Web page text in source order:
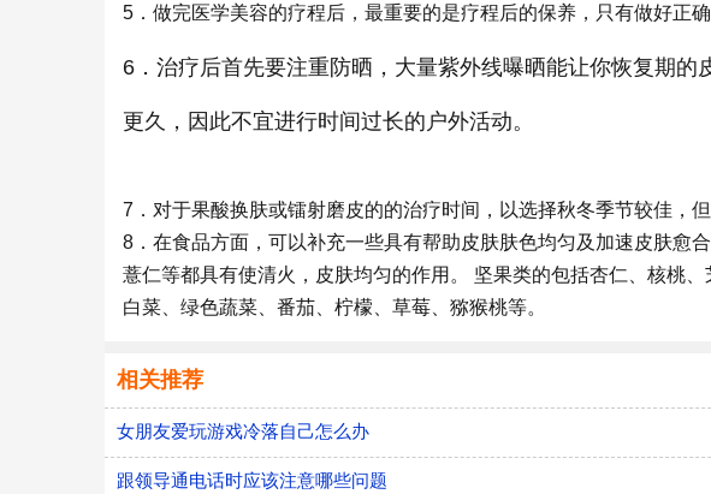
5．做完医学美容的疗程后，最重要的是疗程后的保养，只有做好正
6．治疗后首先要注重防晒，大量紫外线曝晒能让你恢复期
更久，因此不宜进行时间过长的户外活动。
7．对于果酸换肤或镭射磨皮的的治疗时间，以选择秋冬季节较佳，
8．在食品方面，可以补充一些具有帮助皮肤肤色均匀及加速皮肤愈
薏仁等都具有使清火，皮肤均匀的作用。 坚果类的包括杏仁、核桃
白菜、绿色蔬菜、番茄、柠檬、草莓、猕猴桃等。
相关推荐
女朋友爱玩游戏冷落自己怎么办
跟领导通电话时应该注意哪些问题